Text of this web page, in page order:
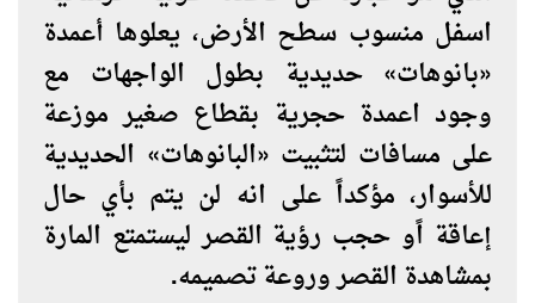
اسفل منسوب سطح الأرض، يعلوها أعمدة
«بانوهات» حديدية بطول الواجهات مع
وجود اعمدة حجرية بقطاع صغير موزعة
على مسافات لتثبيت «البانوهات» الحديدية
للأسوار، مؤكداً على انه لن يتم بأي حال
إعاقة اًو حجب رؤية القصر ليستمتع المارة
بمشاهدة القصر وروعة تصميمه.